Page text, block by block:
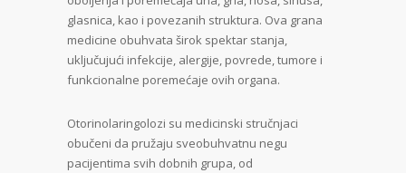
glasnica, kao i povezanih struktura. Ova grana
medicine obuhvata širok spektar stanja,
uključujući infekcije, alergije, povrede, tumore i
funkcionalne poremećaje ovih organa.
Otorinolaringolozi su medicinski stručnjaci
obučeni da pružaju sveobuhvatnu negu
pacijentima svih dobnih grupa, od